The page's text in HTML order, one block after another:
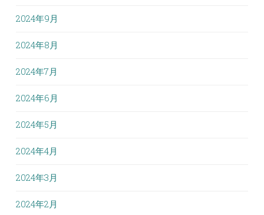
2024年9月
2024年8月
2024年7月
2024年6月
2024年5月
2024年4月
2024年3月
2024年2月